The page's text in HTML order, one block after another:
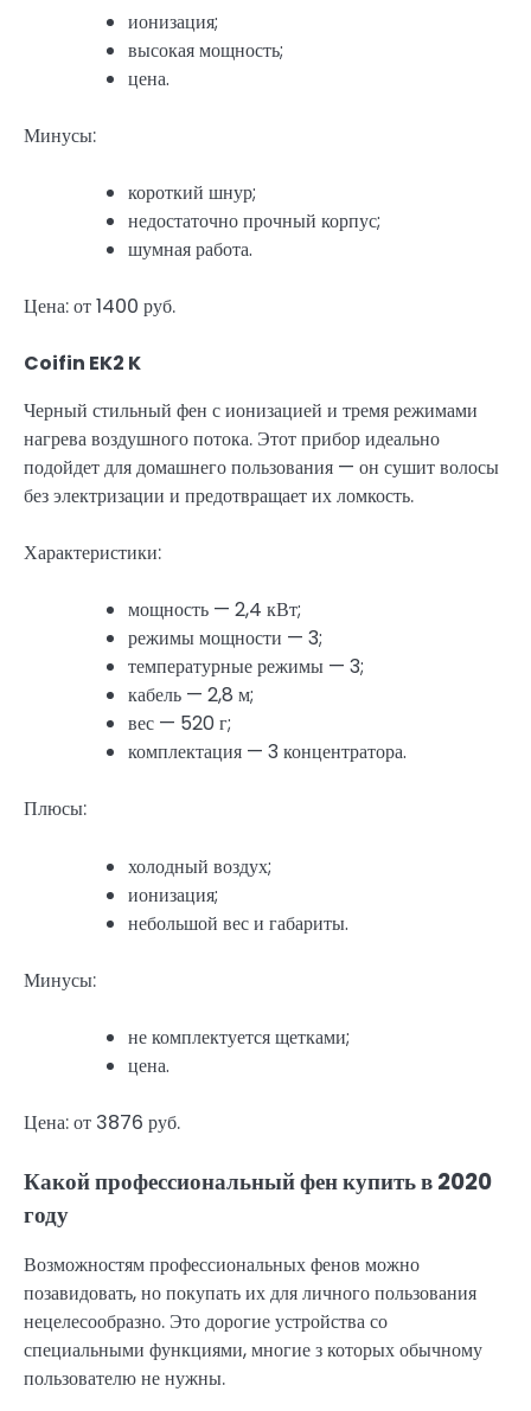
ионизация;
высокая мощность;
цена.
Минусы:
короткий шнур;
недостаточно прочный корпус;
шумная работа.
Цена: от 1400 руб.
Coifin EK2 K
Черный стильный фен с ионизацией и тремя режимами
нагрева воздушного потока. Этот прибор идеально
подойдет для домашнего пользования — он сушит волосы
без электризации и предотвращает их ломкость.
Характеристики:
мощность — 2,4 кВт;
режимы мощности — 3;
температурные режимы — 3;
кабель — 2,8 м;
вес — 520 г;
комплектация — 3 концентратора.
Плюсы:
холодный воздух;
ионизация;
небольшой вес и габариты.
Минусы:
не комплектуется щетками;
цена.
Цена: от 3876 руб.
Какой профессиональный фен купить в 2020
году
Возможностям профессиональных фенов можно
позавидовать, но покупать их для личного пользования
нецелесообразно. Это дорогие устройства со
специальными функциями, многие з которых обычному
пользователю не нужны.